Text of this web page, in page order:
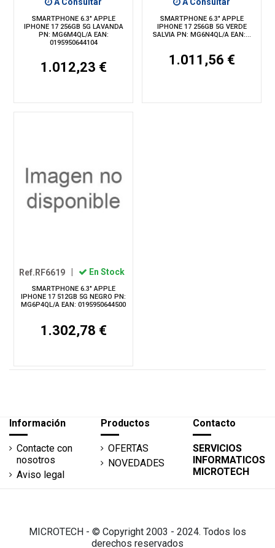
SMARTPHONE 6.3" APPLE
IPHONE 17 256GB 5G LAVANDA
PN: MG6M4QL/A EAN:
0195950644104
1.012,23 €
SMARTPHONE 6.3" APPLE
IPHONE 17 256GB 5G VERDE
SALVIA PN: MG6N4QL/A EAN:...
1.011,56 €
Ref.RF6619 En Stock
SMARTPHONE 6.3" APPLE
IPHONE 17 512GB 5G NEGRO PN:
MG6P4QL/A EAN: 0195950644500
1.302,78 €
Información
Contacte con
nosotros
Aviso legal
Productos
OFERTAS
NOVEDADES
Contacto
SERVICIOS
INFORMATICOS
MICROTECH
MICROTECH - © Copyright 2003 - 2024. Todos los
derechos reservados